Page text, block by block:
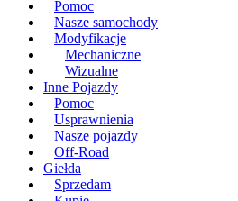
Pomoc
Nasze samochody
Modyfikacje
Mechaniczne
Wizualne
Inne Pojazdy
Pomoc
Usprawnienia
Nasze pojazdy
Off-Road
Giełda
Sprzedam